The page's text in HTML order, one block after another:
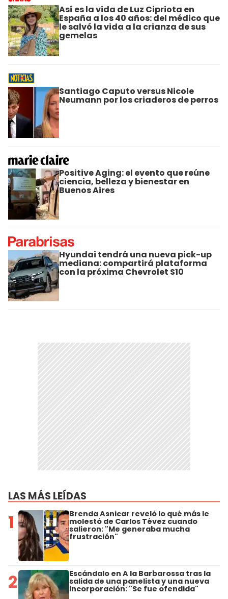
Así es la vida de Luz Cipriota en
España a los 40 años: del médico que
le salvó la vida a la crianza de sus
gemelas
Santiago Caputo versus Nicole
Neumann por los criaderos de perros
Positive Aging: el evento que reúne
ciencia, belleza y bienestar en
Buenos Aires
Hyundai tendrá una nueva pick-up
mediana: compartirá plataforma
con la próxima Chevrolet S10
LAS MÁS LEÍDAS
1 Brenda Asnicar reveló lo qué más le
molestó de Carlos Tévez cuando
salieron: "Me generaba mucha
frustración"
2 Escándalo en A la Barbarossa tras la
salida de una panelista y una nueva
incorporación: "Se fue ofendida"